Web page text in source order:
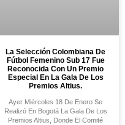
La Selección Colombiana De
Fútbol Femenino Sub 17 Fue
Reconocida Con Un Premio
Especial En La Gala De Los
Premios Altius.
Ayer Miércoles 18 De Enero Se
Realizó En Bogotá La Gala De Los
Premios Altius, Donde El Comité